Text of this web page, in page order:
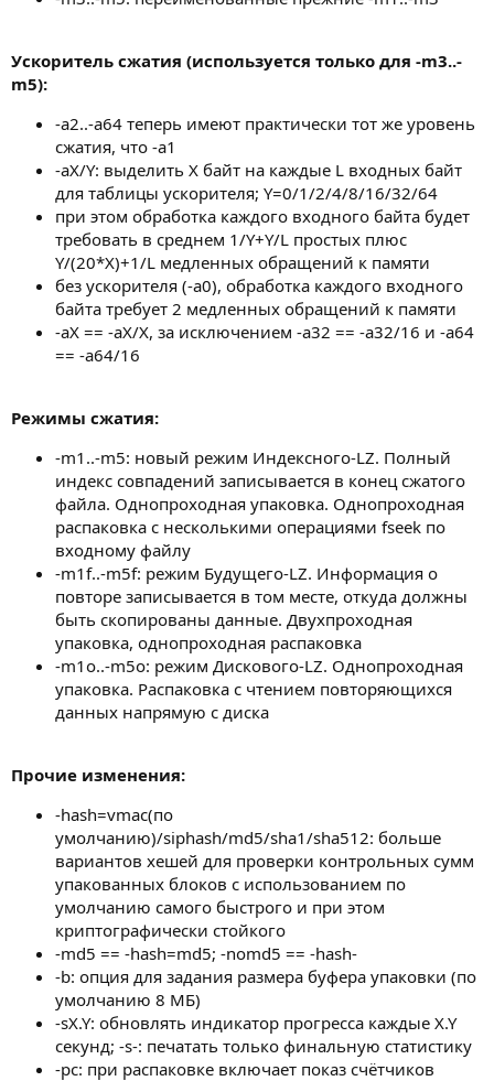
Ускоритель сжатия (используется только для -m3..-
m5):
-a2..-a64 теперь имеют практически тот же уровень
сжатия, что -a1
-aX/Y: выделить X байт на каждые L входных байт
для таблицы ускорителя; Y=0/1/2/4/8/16/32/64
при этом обработка каждого входного байта будет
требовать в среднем 1/Y+Y/L простых плюс
Y/(20*X)+1/L медленных обращений к памяти
без ускорителя (-a0), обработка каждого входного
байта требует 2 медленных обращений к памяти
-aX == -aX/X, за исключением -a32 == -a32/16 и -a64
== -a64/16
Режимы сжатия:
-m1..-m5: новый режим Индексного-LZ. Полный
индекс совпадений записывается в конец сжатого
файла. Однопроходная упаковка. Однопроходная
распаковка с несколькими операциями fseek по
входному файлу
-m1f..-m5f: режим Будущего-LZ. Информация о
повторе записывается в том месте, откуда должны
быть скопированы данные. Двухпроходная
упаковка, однопроходная распаковка
-m1o..-m5o: режим Дискового-LZ. Однопроходная
упаковка. Распаковка с чтением повторяющихся
данных напрямую с диска
Прочие изменения:
-hash=vmac(по
умолчанию)/siphash/md5/sha1/sha512: больше
вариантов хешей для проверки контрольных сумм
упакованных блоков с использованием по
умолчанию самого быстрого и при этом
криптографически стойкого
-md5 == -hash=md5; -nomd5 == -hash-
-b: опция для задания размера буфера упаковки (по
умолчанию 8 МБ)
-sX.Y: обновлять индикатор прогресса каждые X.Y
секунд; -s-: печатать только финальную статистику
-pc: при распаковке включает показ счётчиков